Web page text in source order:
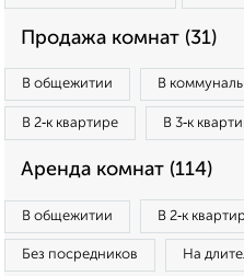
Продажа комнат (31)
В общежитии В
В 2‑к квартире В 3‑к
Аренда комнат (114)
В общежитии В 2‑к
Без посредников На